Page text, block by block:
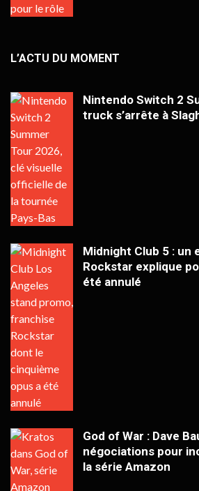
L’ACTU DU MOMENT
Nintendo Switch 2
truck s’arrête à
Midnight Club 5 : un
Rockstar explique
été annulé
God of War : Dave
négociations pour
la série Amazon